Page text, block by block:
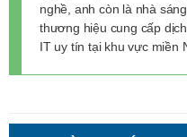
nghề, anh còn là nhà
thương hiệu cung cấp
IT uy tín tại khu vực miền